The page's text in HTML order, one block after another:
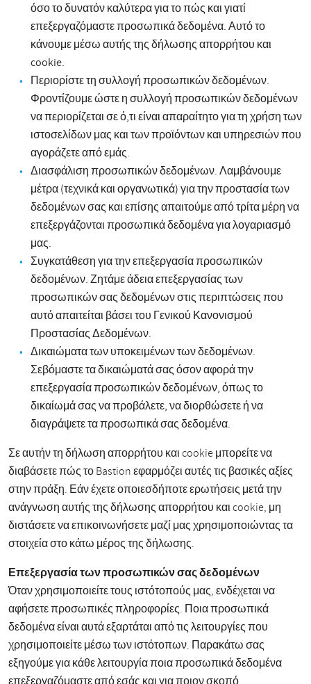
όσο το δυνατόν καλύτερα για το πώς και γιατί
επεξεργαζόμαστε προσωπικά δεδομένα. Αυτό το
κάνουμε μέσω αυτής της δήλωσης απορρήτου και
cookie.
Περιορίστε τη συλλογή προσωπικών δεδομένων.
Φροντίζουμε ώστε η συλλογή προσωπικών δεδομένων
να περιορίζεται σε ό,τι είναι απαραίτητο για τη χρήση των
ιστοσελίδων μας και των προϊόντων και υπηρεσιών που
αγοράζετε από εμάς.
Διασφάλιση προσωπικών δεδομένων. Λαμβάνουμε
μέτρα (τεχνικά και οργανωτικά) για την προστασία των
δεδομένων σας και επίσης απαιτούμε από τρίτα μέρη να
επεξεργάζονται προσωπικά δεδομένα για λογαριασμό
μας.
Συγκατάθεση για την επεξεργασία προσωπικών
δεδομένων. Ζητάμε άδεια επεξεργασίας των
προσωπικών σας δεδομένων στις περιπτώσεις που
αυτό απαιτείται βάσει του Γενικού Κανονισμού
Προστασίας Δεδομένων.
Δικαιώματα των υποκειμένων των δεδομένων.
Σεβόμαστε τα δικαιώματά σας όσον αφορά την
επεξεργασία προσωπικών δεδομένων, όπως το
δικαίωμά σας να προβάλετε, να διορθώσετε ή να
διαγράψετε τα προσωπικά σας δεδομένα.
Σε αυτήν τη δήλωση απορρήτου και cookie μπορείτε να
διαβάσετε πώς το Bastion εφαρμόζει αυτές τις βασικές αξίες
στην πράξη. Εάν έχετε οποιεσδήποτε ερωτήσεις μετά την
ανάγνωση αυτής της δήλωσης απορρήτου και cookie, μη
διστάσετε να επικοινωνήσετε μαζί μας χρησιμοποιώντας τα
στοιχεία στο κάτω μέρος της δήλωσης.
Επεξεργασία των προσωπικών σας δεδομένων
Όταν χρησιμοποιείτε τους ιστότοπούς μας, ενδέχεται να
αφήσετε προσωπικές πληροφορίες. Ποια προσωπικά
δεδομένα είναι αυτά εξαρτάται από τις λειτουργίες που
χρησιμοποιείτε μέσω των ιστότοπων. Παρακάτω σας
εξηγούμε για κάθε λειτουργία ποια προσωπικά δεδομένα